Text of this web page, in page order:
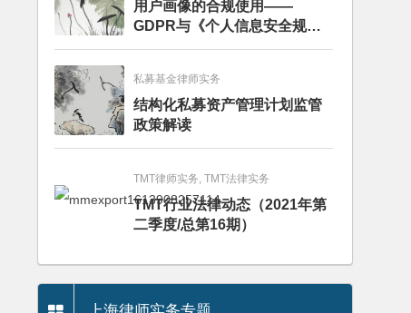
用户画像的合规使用——
GDPR与《个人信息安全规
范》的比较分析
私募基金律师实务
结构化私募资产管理计划监管
政策解读
TMT律师实务, TMT法律实务
TMT行业法律动态（2021年第
二季度/总第16期）